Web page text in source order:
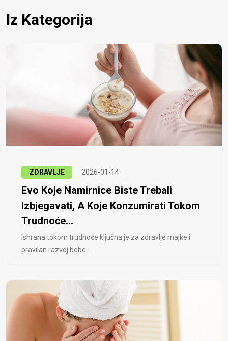
Iz Kategorija
ZDRAVLJE 2026-01-14
Evo Koje Namirnice Biste Trebali
Izbjegavati, A Koje Konzumirati Tokom
Trudnoće...
Ishrana tokom trudnoće ključna je za zdravlje majke i
pravilan razvoj bebe...